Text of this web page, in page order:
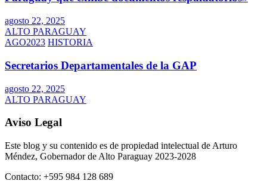
agosto 22, 2025
ALTO PARAGUAY
AGO2023 HISTORIA
Secretarios Departamentales de la GAP
agosto 22, 2025
ALTO PARAGUAY
Aviso Legal
Este blog y su contenido es de propiedad intelectual de Arturo
Méndez, Gobernador de Alto Paraguay 2023-2028
Contacto: +595 984 128 689